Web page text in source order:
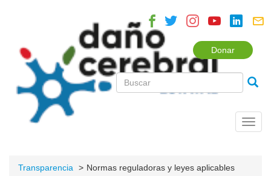
Donar
Transparencia Normas reguladoras y leyes aplicables